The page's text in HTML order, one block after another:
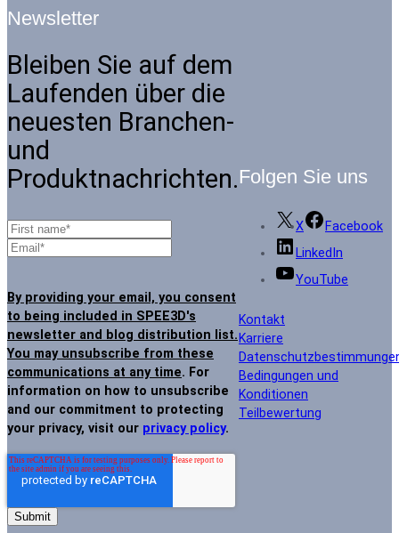
Newsletter
Bleiben Sie auf dem
Laufenden über die
neuesten Branchen-
und
Produktnachrichten.
By providing your email, you consent
to being included in SPEE3D's
newsletter and blog distribution list.
You may unsubscribe from these
communications at any time. For
information on how to unsubscribe
and our commitment to protecting
your privacy, visit our privacy policy.
Folgen Sie uns
X
Facebook
LinkedIn
YouTube
Kontakt
Karriere
Bedingungen und
Konditionen
Teilbewertung